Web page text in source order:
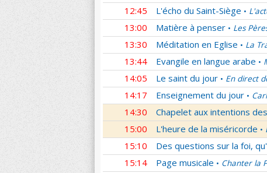
12:45 L'écho du Saint-Siège •
13:00 Matière à penser • Les
13:30 Méditation en Eglise • La
13:44 Evangile en langue arabe •
14:05 Le saint du jour • En direct
14:17 Enseignement du jour •
14:30 Chapelet aux intentions
15:00 L'heure de la miséricorde •
15:10 Des questions sur la foi,
15:14 Page musicale • Chanter la